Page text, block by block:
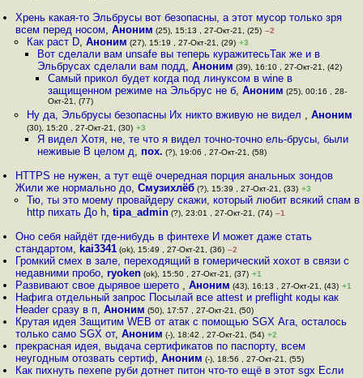
Хрень какая-то Эльбрусы вот безопасны, а этот мусор только зря
всем перед носом,Аноним (25), 15:13 , 27-Окт-21, (25) –2
Как раст D, Аноним (27), 15:19 , 27-Окт-21, (29) +3
Вот сделали вам unsafe вы теперь куражитесьТак же и в
Эльбрусах сделали вам подд, Аноним (39), 16:10 , 27-Окт-21, (42)
Самый прикол будет когда под линуксом в wine в
защищенном режиме на Эльбрус не б,Аноним (25), 00:16 , 28-
Окт-21, (77)
Ну да, Эльбрусы безопасны Их никто вживую не видел , Аноним
(30), 15:20 , 27-Окт-21, (30) +3
Я видел Хотя, не, те что я видел точно-точно ель-брусы, были
неживые В целом д, пох. (?), 19:06 , 27-Окт-21, (58)
HTTPS не нужен, а тут ещё очередная порция анальных зондов
Жили же нормально до,Смузихлёб (?), 15:39 , 27-Окт-21, (33) +3
Тю, ты это моему провайдеру скажи, который любит всякий спам в
http пихать До h, tipa_admin(?), 23:01 , 27-Окт-21, (74) –1
Оно себя найдёт где-нибудь в финтехе И может даже стать
стандартом, kai3341 (ok), 15:49 , 27-Окт-21, (36) –2
Громкий смех в зале, переходящий в гомерический хохот в связи с
недавними пробо,ryoken (ok), 15:50 , 27-Окт-21, (37) +1
Развивают свое дырявое шерето ,Аноним (43), 16:13 , 27-Окт-21, (43) +1
Нафига отдельный запрос Посылай все attest и preflight коды как
Header сразу в п,Аноним (50), 17:57 , 27-Окт-21, (50)
Крутая идея Защитим WEB от атак с помощью SGX Ага, осталось
только само SGX от,Аноним (-), 18:42 , 27-Окт-21, (54) +2
прекрасная идея, выдача сертификатов по паспорту, всем
неугодным отозвать сертиф,Аноним (-), 18:56 , 27-Окт-21, (55)
Как пихнуть пехепе руби дотнет питон что-то ещё в этот sgx Если